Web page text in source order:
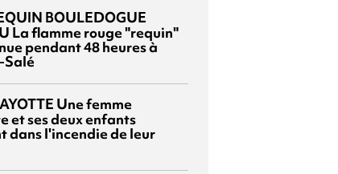
BOULEDOGUE
La flamme rouge "requin"
pendant 48 heures à
Salé
Une femme
et ses deux enfants
dans l'incendie de leur